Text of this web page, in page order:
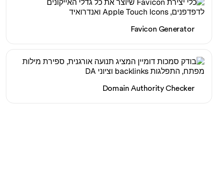
Favicon Generator
Domain Authority Checker